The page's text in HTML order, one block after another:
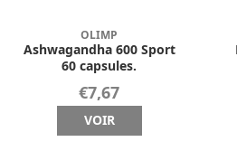
OLIMP
Ashwagandha 600 Sport
60 capsules.
€7,67
VOIR